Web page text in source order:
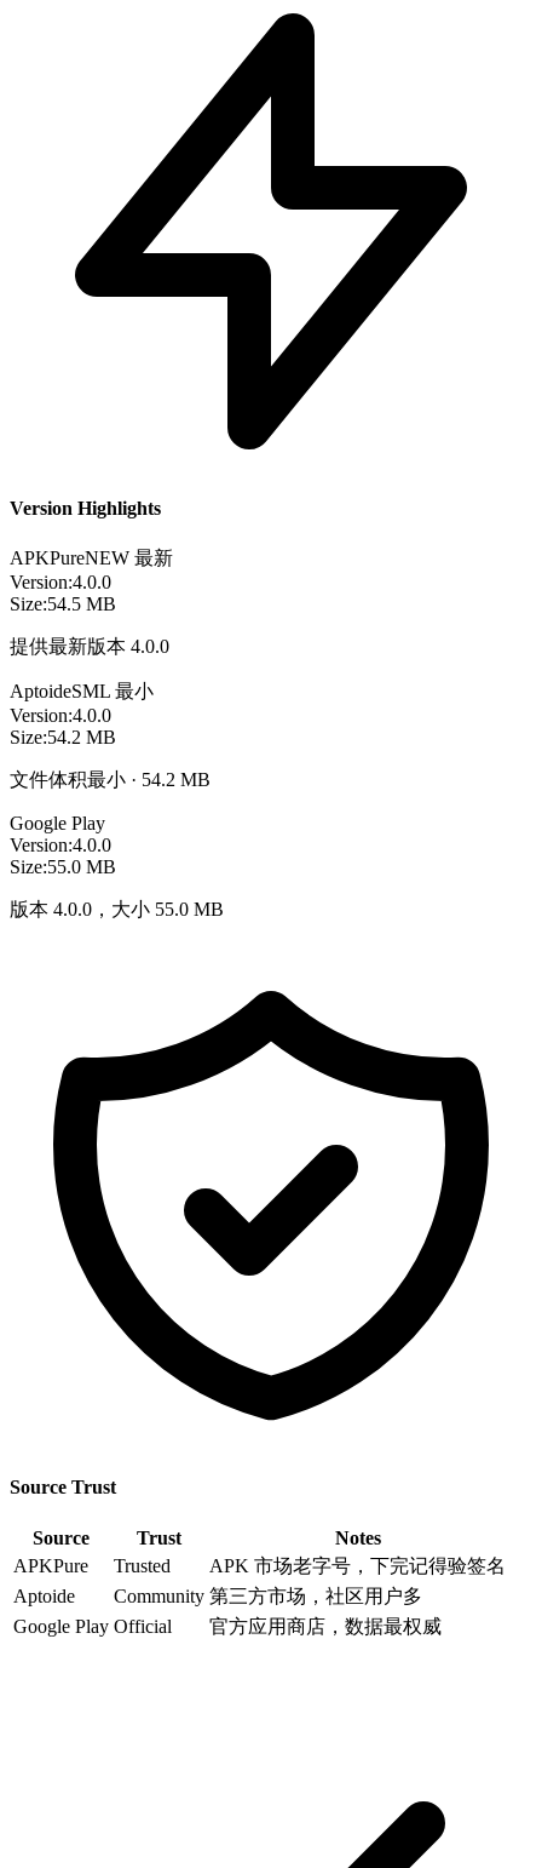
Version Highlights
APKPureNEW 最新
Version:4.0.0
Size:54.5 MB
提供最新版本 4.0.0
AptoideSML 最小
Version:4.0.0
Size:54.2 MB
文件体积最小 · 54.2 MB
Google Play
Version:4.0.0
Size:55.0 MB
版本 4.0.0，大小 55.0 MB
Source Trust
Source Trust
Notes
APKPure
Trusted
APK 市场老字号，下完记得验签名
Aptoide
Community 第三方市场，社区用户多
Google Play Official 官方应用商店，数据最权威